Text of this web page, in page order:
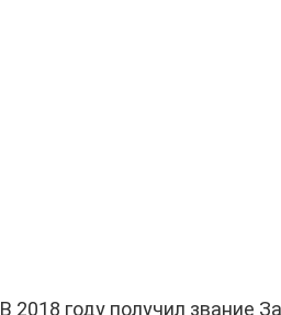
В 2018 году получил звание